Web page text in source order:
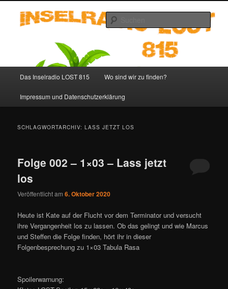
primären
sekundären
Inselradio LOST 815 – LOST
Podcast deutsch
Das Inselradio LOST 815 Wo sind wir zu finden?
Impressum und Datenschutzerklärung
SCHLAGWORTARCHIV:LASS JETZT LOS
Folge 002 – 1×03 – Lass jetzt
los
Veröffentlicht am6. Oktober 2020
Heute ist Kate auf der Flucht vor dem Terminator und versucht
ihre Vergangenheit los zu lassen. Ob das gelingt und wie Marcus
und Steffen die Folge finden, hört ihr in dieser
Folgenbesprechung zu 1×03 Tabula Rasa
Spoilerwarnung: